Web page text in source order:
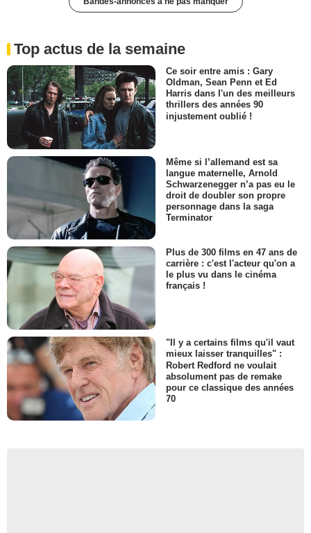
Top actus de la semaine
Ce soir entre amis : Gary
Oldman, Sean Penn et Ed
Harris dans l'un des meilleurs
thrillers des années 90
injustement oublié !
Même si l’allemand est sa
langue maternelle, Arnold
Schwarzenegger n’a pas eu le
droit de doubler son propre
personnage dans la saga
Terminator
Plus de 300 films en 47 ans de
carrière : c'est l'acteur qu'on a
le plus vu dans le cinéma
français !
"Il y a certains films qu'il vaut
mieux laisser tranquilles" :
Robert Redford ne voulait
absolument pas de remake
pour ce classique des années
70